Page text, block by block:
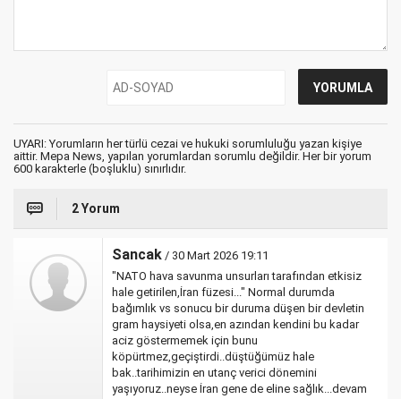
UYARI: Yorumların her türlü cezai ve hukuki sorumluluğu yazan kişiye
aittir. Mepa News, yapılan yorumlardan sorumlu değildir. Her bir yorum
600 karakterle (boşluklu) sınırlıdır.
2 Yorum
Sancak / 30 Mart 2026 19:11
"NATO hava savunma unsurları tarafından etkisiz
hale getirilen,İran füzesi..." Normal durumda
bağımlık vs sonucu bir duruma düşen bir devletin
gram haysiyeti olsa,en azından kendini bu kadar
aciz göstermemek için bunu
köpürtmez,geçiştirdi..düştüğümüz hale
bak..tarihimizin en utanç verici dönemini
yaşıyoruz..neyse İran gene de eline sağlık...devam